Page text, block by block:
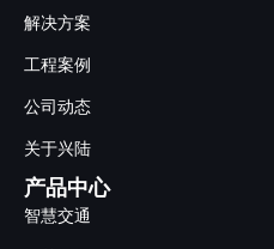
解决方案
工程案例
公司动态
关于兴陆
产品中心
智慧交通